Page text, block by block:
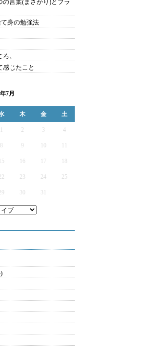
言葉(まさかり)とプラ
身の勉強法
。
感じたこと
7月
木 金 土
2 3 4
9
15 16 17
23 24 25
30 31